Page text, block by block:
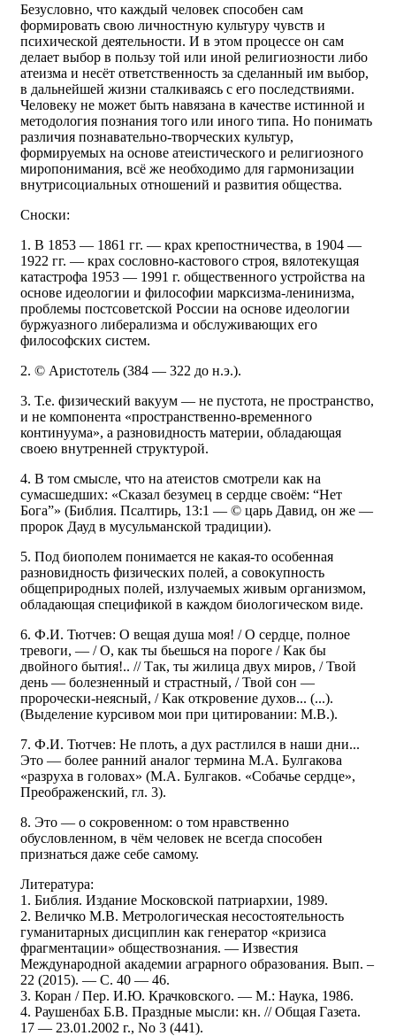
Безусловно, что каждый человек способен сам
формировать свою личностную культуру чувств и
психической деятельности. И в этом процессе он сам
делает выбор в пользу той или иной религиозности либо
атеизма и несёт ответственность за сделанный им выбор,
в дальнейшей жизни сталкиваясь с его последствиями.
Человеку не может быть навязана в качестве истинной и
методология познания того или иного типа. Но понимать
различия познавательно-творческих культур,
формируемых на основе атеистического и религиозного
миропонимания, всё же необходимо для гармонизации
внутрисоциальных отношений и развития общества.
Сноски:
1. В 1853 — 1861 гг. — крах крепостничества, в 1904 —
1922 гг. — крах сословно-кастового строя, вялотекущая
катастрофа 1953 — 1991 г. общественного устройства на
основе идеологии и философии марксизма-ленинизма,
проблемы постсоветской России на основе идеологии
буржуазного либерализма и обслуживающих его
философских систем.
2. © Аристотель (384 — 322 до н.э.).
3. Т.е. физический вакуум — не пустота, не пространство,
и не компонента «пространственно-временного
континуума», а разновидность материи, обладающая
своею внутренней структурой.
4. В том смысле, что на атеистов смотрели как на
сумасшедших: «Сказал безумец в сердце своём: “Нет
Бога”» (Библия. Псалтирь, 13:1 — © царь Давид, он же —
пророк Дауд в мусульманской традиции).
5. Под биополем понимается не какая-то особенная
разновидность физических полей, а совокупность
общеприродных полей, излучаемых живым организмом,
обладающая спецификой в каждом биологическом виде.
6. Ф.И. Тютчев: О вещая душа моя! / О сердце, полное
тревоги, — / О, как ты бьешься на пороге / Как бы
двойного бытия!.. // Так, ты жилица двух миров, / Твой
день — болезненный и страстный, / Твой сон —
пророчески-неясный, / Как откровение духов... (...).
(Выделение курсивом мои при цитировании: М.В.).
7. Ф.И. Тютчев: Не плоть, а дух растлился в наши дни...
Это — более ранний аналог термина М.А. Булгакова
«разруха в головах» (М.А. Булгаков. «Собачье сердце»,
Преображенский, гл. 3).
8. Это — о сокровенном: о том нравственно
обусловленном, в чём человек не всегда способен
признаться даже себе самому.
Литература:
1. Библия. Издание Московской патриархии, 1989.
2. Величко М.В. Метрологическая несостоятельность
гуманитарных дисциплин как генератор «кризиса
фрагментации» обществознания. — Известия
Международной академии аграрного образования. Вып. –
22 (2015). — С. 40 — 46.
3. Коран / Пер. И.Ю. Крачковского. — М.: Наука, 1986.
4. Раушенбах Б.В. Праздные мысли: кн. // Общая Газета.
17 — 23.01.2002 г., No 3 (441).